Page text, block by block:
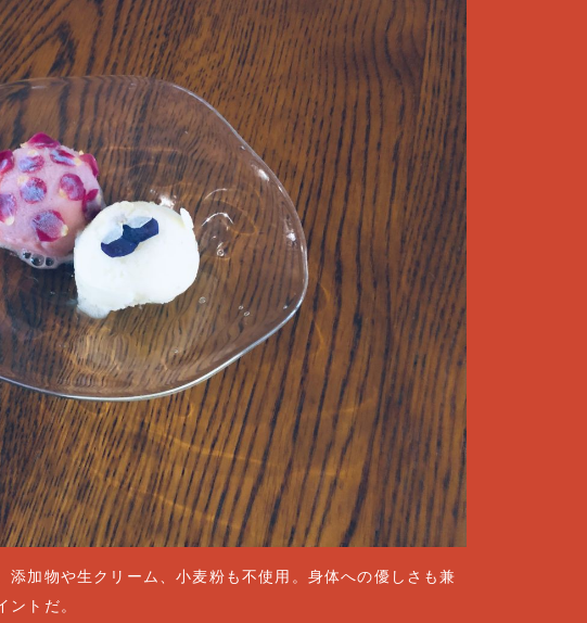
添加物や生クリーム、小麦粉も不使用。身体への優しさも兼
ントだ。